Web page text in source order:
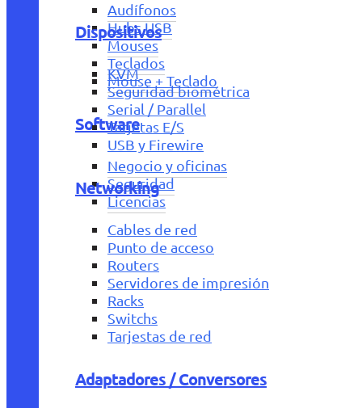
Audífonos
Hubs USB
Mouses
Teclados
Mouse + Teclado
Software
Negocio y oficinas
Seguridad
Licencias
Dispositivos
KVM
Seguridad biométrica
Serial / Parallel
Tarjetas E/S
USB y Firewire
Networking
Cables de red
Punto de acceso
Routers
Servidores de impresión
Racks
Switchs
Tarjestas de red
Adaptadores / Conversores